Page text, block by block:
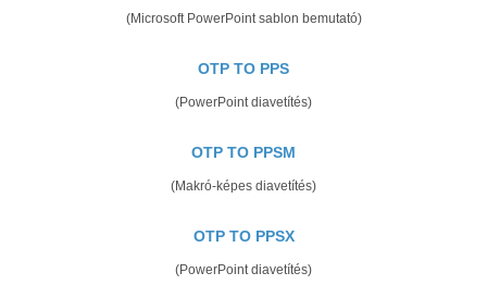
(Microsoft PowerPoint sablon bemutató)
OTP TO PPS
(PowerPoint diavetítés)
OTP TO PPSM
(Makró-képes diavetítés)
OTP TO PPSX
(PowerPoint diavetítés)